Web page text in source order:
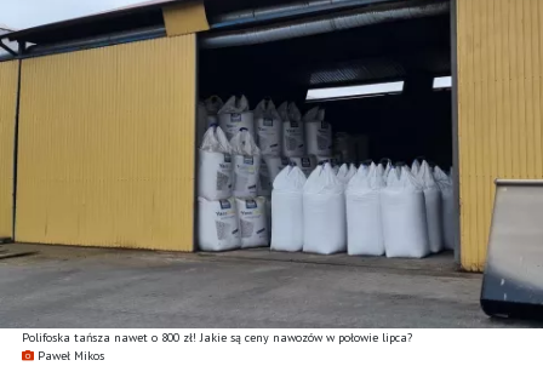
Polifoska tańsza nawet o 800 zł! Jakie są ceny nawozów w połowie lipca?
Paweł Mikos